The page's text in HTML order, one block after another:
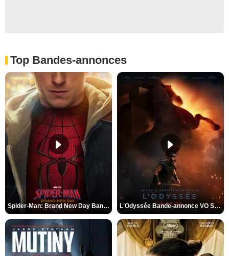
Top Bandes-annonces
Spider-Man: Brand New Day Bande-annonce VO STFR L'Odyssée Bande-annonce VO STFR